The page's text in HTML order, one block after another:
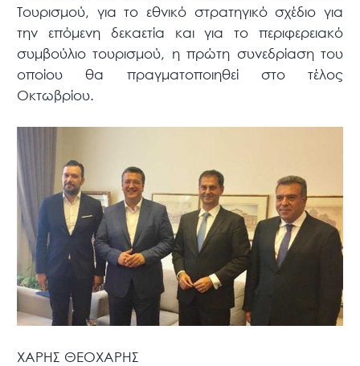
Τουρισμού, για το εθνικό στρατηγικό σχέδιο για
την επόμενη δεκαετία και για το περιφερειακό
συμβούλιο τουρισμού, η πρώτη συνεδρίαση του
οποίου θα πραγματοποιηθεί στο τέλος
Οκτωβρίου.
ΧΑΡΗΣ ΘΕΟΧΑΡΗΣ